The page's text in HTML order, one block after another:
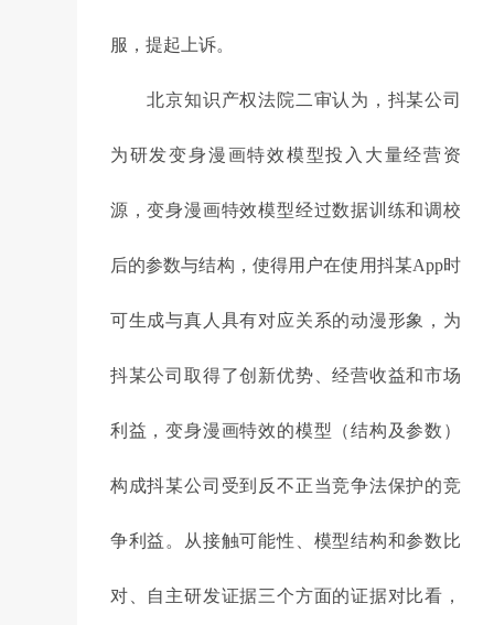
服，提起上诉。
北京知识产权法院二审认为，抖某公司
为研发变身漫画特效模型投入大量经营资
源，变身漫画特效模型经过数据训练和调校
后的参数与结构，使得用户在使用抖某App时
可生成与真人具有对应关系的动漫形象，为
抖某公司取得了创新优势、经营收益和市场
利益，变身漫画特效的模型（结构及参数）
构成抖某公司受到反不正当竞争法保护的竞
争利益。从接触可能性、模型结构和参数比
对、自主研发证据三个方面的证据对比看，